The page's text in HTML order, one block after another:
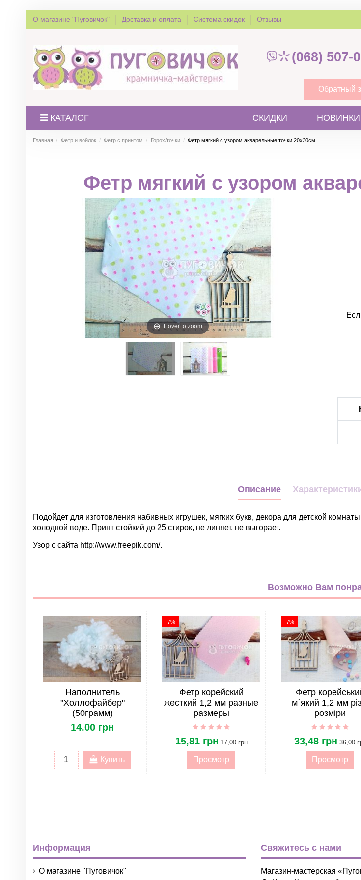
О магазине "Пуговичок" Доставка и оплата Система скидок Отзывы
(068) 507-
Обратный
КАТАЛОГ СКИДКИ НОВИНКИ
Главная Фетр и войлок Фетр с принтом Горох/точки Фетр мягкий с узором акварельные точки 20х30см
Фетр мягкий с узором
Hover to zoom
Описание
Подойдет для изготовления набивных игрушек, мягких букв, декора для детской
холодной воде. Принт стойкий до 25 стирок, не линяет, не выгорает.
Узор с сайта http://www.freepik.com/.
белый
Материал
Размер 20*30см
Форма С узором
Декор
Корея
Жесткость фетра Мягкий
опт
ОПТ. Тип товара Фетр и
Возможно Вам
Наполнитель
"Холлофайбер"
(50грамм)
14,00 грн
Купить
-7%
Фетр корейский
жесткий 1,2 мм разные
размеры
15,81 грн 17,00 грн
Просмотр
-7%
Фетр
м`який 1,2 мм
розміри
33,48 грн 36,00
Просмотр
Информация
О магазине "Пуговичок"
Свяжитесь с нами
Магазин-мастерская